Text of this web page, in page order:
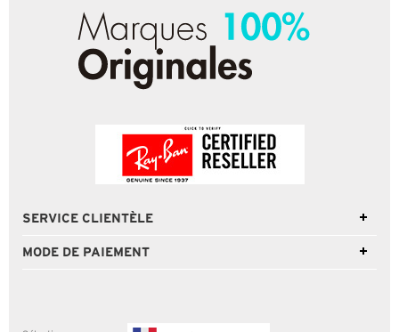
SERVICE CLIENTÈLE
MODE DE PAIEMENT